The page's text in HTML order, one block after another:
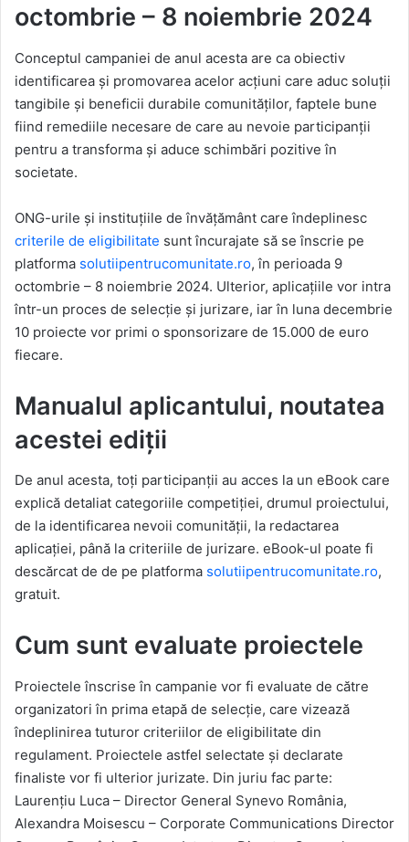
octombrie – 8 noiembrie 2024
Conceptul campaniei de anul acesta are ca obiectiv
identificarea și promovarea acelor acțiuni care aduc soluții
tangibile și beneficii durabile comunităților, faptele bune
fiind remediile necesare de care au nevoie participanții
pentru a transforma și aduce schimbări pozitive în
societate.
ONG-urile și instituțiile de învățământ care îndeplinesc
criterile de eligibilitate sunt încurajate să se înscrie pe
platforma solutiipentrucomunitate.ro, în perioada 9
octombrie – 8 noiembrie 2024. Ulterior, aplicațiile vor intra
într-un proces de selecție și jurizare, iar în luna decembrie
10 proiecte vor primi o sponsorizare de 15.000 de euro
fiecare.
Manualul aplicantului, noutatea
acestei ediții
De anul acesta, toți participanții au acces la un eBook care
explică detaliat categoriile competiției, drumul proiectului,
de la identificarea nevoii comunității, la redactarea
aplicației, până la criteriile de jurizare. eBook-ul poate fi
descărcat de de pe platforma solutiipentrucomunitate.ro,
gratuit.
Cum sunt evaluate proiectele
Proiectele înscrise în campanie vor fi evaluate de către
organizatori în prima etapă de selecție, care vizează
îndeplinirea tuturor criteriilor de eligibilitate din
regulament. Proiectele astfel selectate și declarate
finaliste vor fi ulterior jurizate. Din juriu fac parte:
Laurențiu Luca – Director General Synevo România,
Alexandra Moisescu – Corporate Communications Director